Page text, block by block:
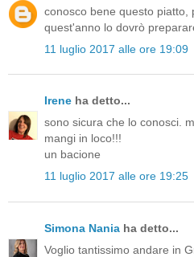
conosco bene questo piatto,
quest'anno lo dovrò
11 luglio 2017 alle ore 19:09
Irene ha detto...
sono sicura che lo conosci.
mangi in loco!!!
un bacione
11 luglio 2017 alle ore 19:25
Simona Nania ha detto...
Voglio tantissimo andare in